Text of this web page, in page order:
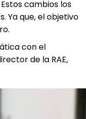
cambios los
Ya que, el objetivo
con el
de la RAE,